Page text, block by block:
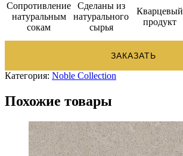
Сопротивление
натуральным
сокам
Сделаны из
натурального
сырья
Кварцевый
продукт
ЗАКАЗАТЬ
Категория: Noble Collection
Похожие товары